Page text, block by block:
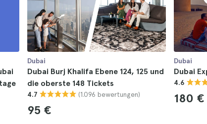
Dubai
Dubai Burj Khalifa Ebene 124, 125 und
die oberste 148 Tickets
4.7 (1.096 bewertungen)
95 €
Dubai
Dubai
4.6
180 €